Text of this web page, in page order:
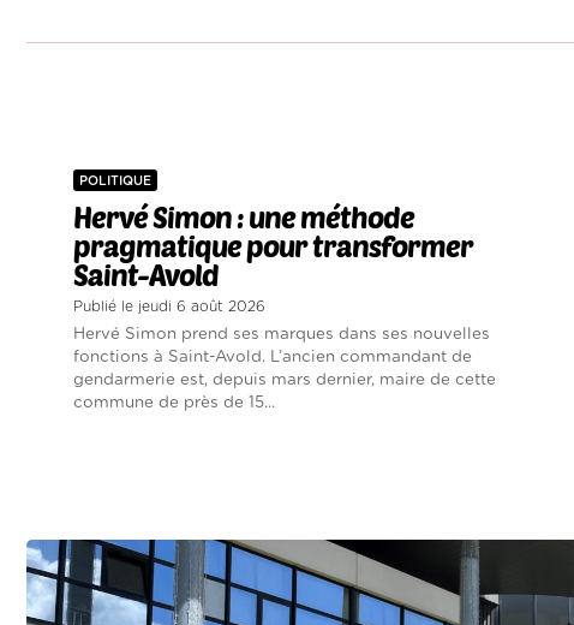
POLITIQUE
Hervé Simon : une méthode
pragmatique pour transformer
Saint-Avold
Publié le jeudi 6 août 2026
Hervé Simon prend ses marques dans ses nouvelles
fonctions à Saint-Avold. L’ancien commandant de
gendarmerie est, depuis mars dernier, maire de cette
commune de près de 15...